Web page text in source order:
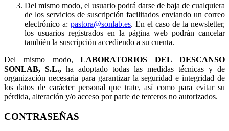
Del mismo modo, el usuario podrá darse de baja de cualquiera
de los servicios de suscripción facilitados enviando un correo
electrónico a: pastora@sonlab.es. En el caso de la newsletter,
los usuarios registrados en la página web podrán cancelar
también la suscripción accediendo a su cuenta.
Del mismo modo,LABORATORIOS DEL DESCANSO
SONLAB, S.L., ha adoptado todas las medidas técnicas y de
organización necesaria para garantizar la seguridad e integridad de
los datos de carácter personal que trate, así como para evitar su
pérdida, alteración y/o acceso por parte de terceros no autorizados.
CONTRASEÑAS